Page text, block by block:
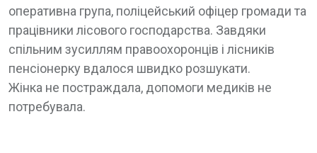
оперативна група, поліцейський офіцер громади та
працівники лісового господарства. Завдяки
спільним зусиллям правоохоронців і лісників
пенсіонерку вдалося швидко розшукати.
Жінка не постраждала, допомоги медиків не
потребувала.